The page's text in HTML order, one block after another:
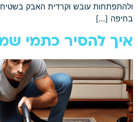
ולהתפתחות עובש וקרדית האבק
בחיפה […]
איך להסיר כתמי